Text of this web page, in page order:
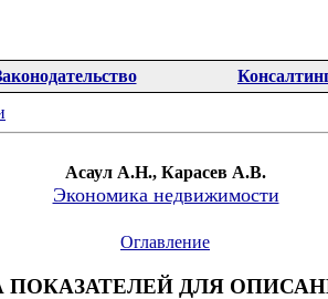
Асаул А.Н., Карасев А.В.
Экономика недвижимости
Оглавление
ПОКАЗАТЕЛЕЙ ДЛЯ